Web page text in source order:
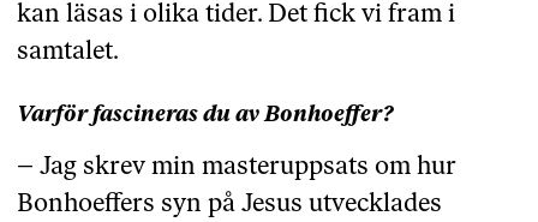
kan läsas i olika tider. Det fick vi fram i
samtalet.
Varför fascineras du av Bonhoeffer?
– Jag skrev min masteruppsats om hur
Bonhoeffers syn på Jesus utvecklades